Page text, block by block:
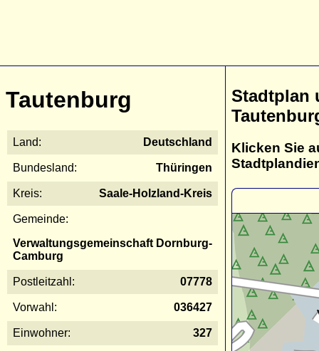
Tautenburg
Land: Deutschland
Bundesland: Thüringen
Kreis: Saale-Holzland-Kreis
Gemeinde:
Verwaltungsgemeinschaft Dornburg-
Camburg
Postleitzahl: 07778
Vorwahl: 036427
Einwohner: 327
Stadtplan
Klicken Sie